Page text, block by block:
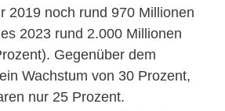
2019 noch rund 970 Millionen
2023 rund 2.000 Millionen
Gegenüber dem
Wachstum von 30 Prozent,
nur 25 Prozent.